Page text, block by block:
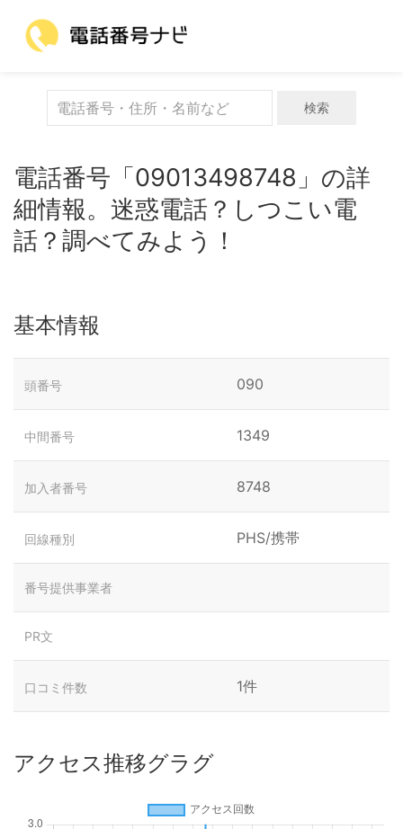
検索
電話番号「09013498748」の詳
細情報。迷惑電話？しつこい電
話？調べてみよう！
基本情報
頭番号 090
中間番号 1349
加入者番号 8748
回線種別 PHS/携帯
番号提供事業者
PR文
口コミ件数 1件
アクセス推移グラグ